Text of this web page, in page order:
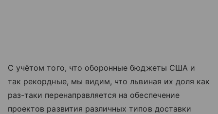
С учётом того, что оборонные бюджеты США и
так рекордные, мы видим, что львиная их доля как
раз-таки перенаправляется на обеспечение
проектов развития различных типов доставки